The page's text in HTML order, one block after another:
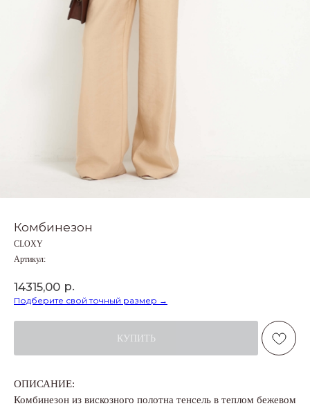
Комбинезон
CLOXY
Артикул:
14315,00 р.
Подберите свой точный размер →
КУПИТЬ
ОПИСАНИЕ:
Комбинезон из вискозного полотна тенсель в теплом бежевом